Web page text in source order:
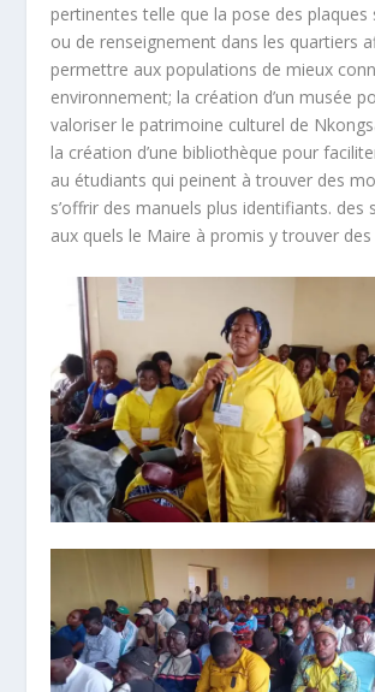
pertinentes telle que la pose des plaques
ou de renseignement dans les quartiers
permettre aux populations de mieux
environnement; la création d’un musée
valoriser le patrimoine culturel de
la création d’une bibliothèque pour
au étudiants qui peinent à trouver des
s’offrir des manuels plus identifiants. des
aux quels le Maire à promis y trouver